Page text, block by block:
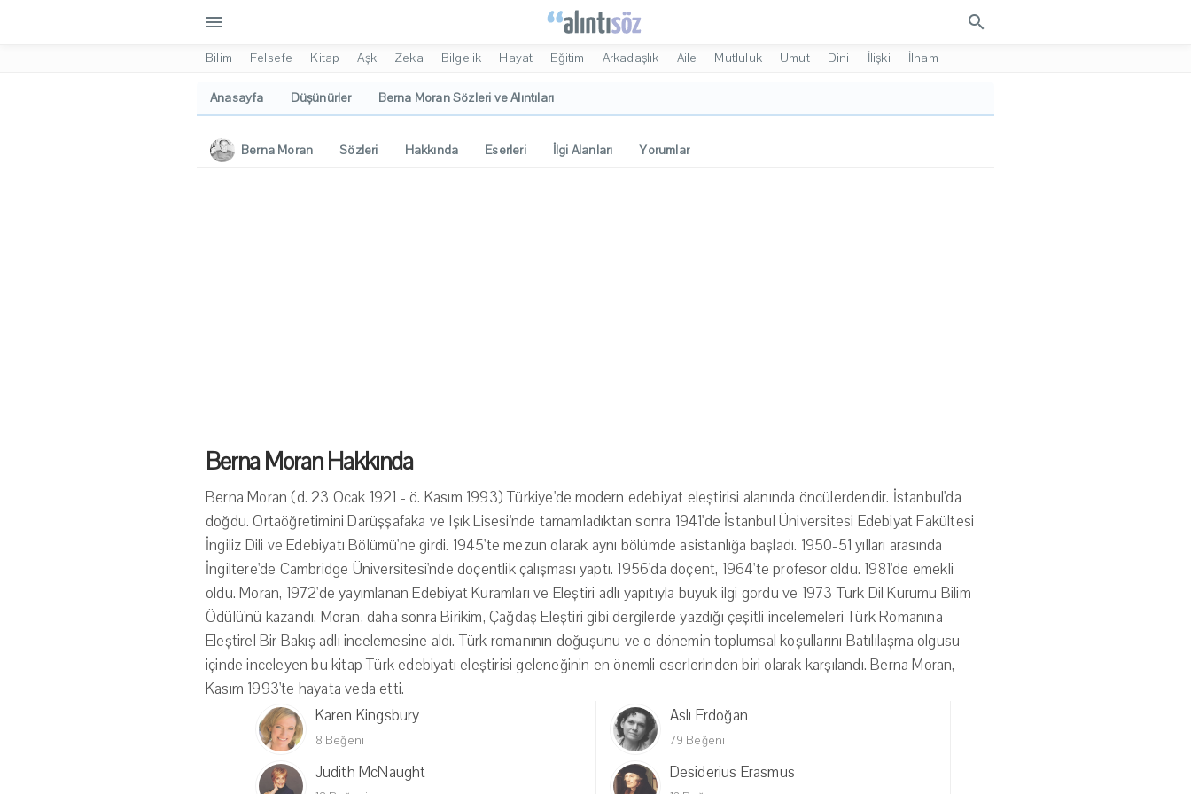
menu search
Bilim Felsefe Kitap Aşk Zeka Bilgelik Hayat Eğitim Arkadaşlık Aile Mutluluk Umut Dini İlişki İlham
Anasayfa Düşünürler Berna Moran Sözleri ve Alıntıları
Berna Moran Sözleri Hakkında Eserleri İlgi Alanları Yorumlar
Berna Moran Hakkında
Berna Moran (d. 23 Ocak 1921 - ö. Kasım 1993) Türkiye'de modern edebiyat eleştirisi alanında öncülerdendir. İstanbul'da
doğdu. Ortaöğretimini Darüşşafaka ve Işık Lisesi'nde tamamladıktan sonra 1941'de İstanbul Üniversitesi Edebiyat Fakültesi
İngiliz Dili ve Edebiyatı Bölümü'ne girdi. 1945'te mezun olarak aynı bölümde asistanlığa başladı. 1950-51 yılları arasında
İngiltere'de Cambridge Üniversitesi'nde doçentlik çalışması yaptı. 1956'da doçent, 1964'te profesör oldu. 1981'de emekli
oldu. Moran, 1972'de yayımlanan Edebiyat Kuramları ve Eleştiri adlı yapıtıyla büyük ilgi gördü ve 1973 Türk Dil Kurumu Bilim
Ödülü'nü kazandı. Moran, daha sonra Birikim, Çağdaş Eleştiri gibi dergilerde yazdığı çeşitli incelemeleri Türk Romanına
Eleştirel Bir Bakış adlı incelemesine aldı. Türk romanının doğuşunu ve o dönemin toplumsal koşullarını Batılılaşma olgusu
içinde inceleyen bu kitap Türk edebiyatı eleştirisi geleneğinin en önemli eserlerinden biri olarak karşılandı. Berna Moran,
Kasım 1993'te hayata veda etti.
Karen Kingsbury
8 Beğeni
Aslı Erdoğan
79 Beğeni
Judith McNaught Desiderius Erasmus